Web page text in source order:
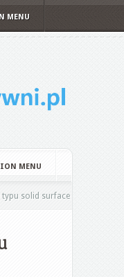
MENU
MENU
typu solid surface